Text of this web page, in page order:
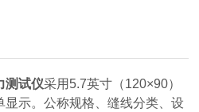
测试仪采用5.7英寸（120×90）
示。公称规格、缝线分类、设